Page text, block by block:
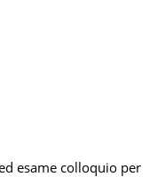
esame colloquio per